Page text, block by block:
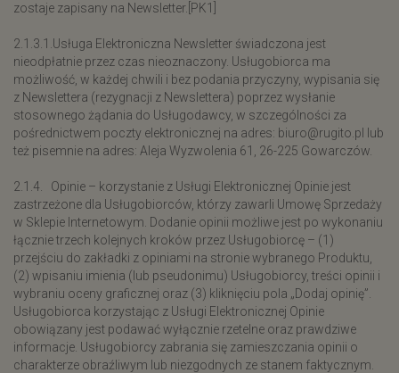
zostaje zapisany na Newsletter.[PK1]
2.1.3.1.Usługa Elektroniczna Newsletter świadczona jest
nieodpłatnie przez czas nieoznaczony. Usługobiorca ma
możliwość, w każdej chwili i bez podania przyczyny, wypisania się
z Newslettera (rezygnacji z Newslettera) poprzez wysłanie
stosownego żądania do Usługodawcy, w szczególności za
pośrednictwem poczty elektronicznej na adres: biuro@rugito.pl lub
też pisemnie na adres: Aleja Wyzwolenia 61, 26-225 Gowarczów.
2.1.4. Opinie – korzystanie z Usługi Elektronicznej Opinie jest
zastrzeżone dla Usługobiorców, którzy zawarli Umowę Sprzedaży
w Sklepie Internetowym. Dodanie opinii możliwe jest po wykonaniu
łącznie trzech kolejnych kroków przez Usługobiorcę – (1)
przejściu do zakładki z opiniami na stronie wybranego Produktu,
(2) wpisaniu imienia (lub pseudonimu) Usługobiorcy, treści opinii i
wybraniu oceny graficznej oraz (3) kliknięciu pola „Dodaj opinię”.
Usługobiorca korzystając z Usługi Elektronicznej Opinie
obowiązany jest podawać wyłącznie rzetelne oraz prawdziwe
informacje. Usługobiorcy zabrania się zamieszczania opinii o
charakterze obraźliwym lub niezgodnych ze stanem faktycznym.